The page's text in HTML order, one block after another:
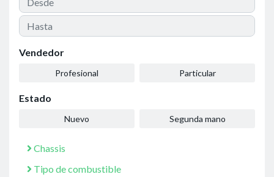
Vendedor
Profesional Particular
Estado
Nuevo Segunda mano
Chassis
Tipo de combustible